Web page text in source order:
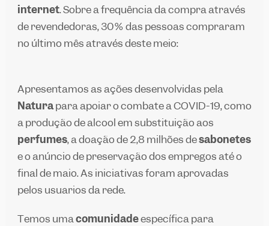
internet. Sobre a frequência da compra através
de revendedoras, 30% das pessoas compraram
no último mês através deste meio:
Apresentamos as ações desenvolvidas pela
Naturapara apoiar o combate a COVID-19, como
a produção de álcool em substituição aos
perfumes, a doação de 2,8 milhões desabonetes
e o anúncio de preservação dos empregos até o
final de maio. As iniciativas foram aprovadas
pelos usuários da rede.
Temos umacomunidadeespecífica para